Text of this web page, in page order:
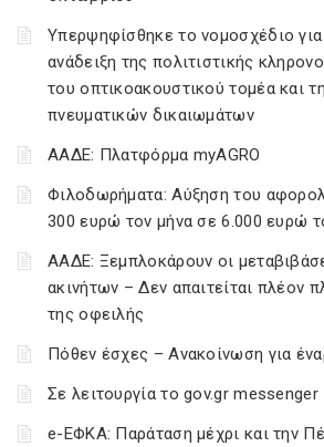
Υπερψηφίσθηκε το νομοσχέδιο για
ανάδειξη της πολιτιστικής
του οπτικοακουστικού τομέα και
πνευματικών δικαιωμάτων
ΑΑΔΕ: Πλατφόρμα myAGRO
Φιλοδωρήματα: Αύξηση του
300 ευρώ τον μήνα σε 6.000 ευρώ
ΑΑΔΕ: Ξεμπλοκάρουν οι
ακινήτων – Δεν απαιτείται πλέον
της οφειλής
Πόθεν έσχες – Ανακοίνωση για
Σε λειτουργία το gov.gr messenger
e-ΕΦΚΑ: Παράταση μέχρι και την